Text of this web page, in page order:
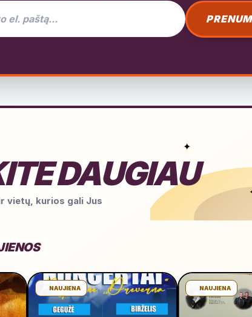
DAUGIAU
vietų, kurios gali Jus
✦
NAUJIENA NAUJIENA